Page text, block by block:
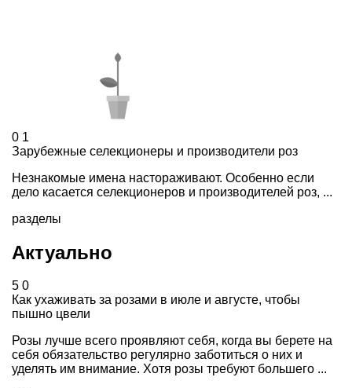
0 1
Зарубежные селекционеры и производители роз
Незнакомые имена настораживают. Особенно если
дело касается селекционеров и производителей роз, ...
разделы
Актуально
5 0
Как ухаживать за розами в июле и августе, чтобы
пышно цвели
Розы лучше всего проявляют себя, когда вы берете на
себя обязательство регулярно заботиться о них и
уделять им внимание. Хотя розы требуют большего ...